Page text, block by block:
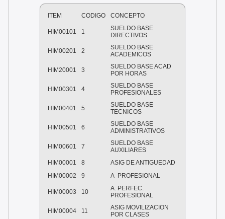
ITEM CODIGO CONCEPTO
HIM00101 1
SUELDO BASE
DIRECTIVOS
HIM00201 2
SUELDO BASE
ACADEMICOS
HIM20001 3
SUELDO BASE ACAD
POR HORAS
HIM00301 4
SUELDO BASE
PROFESIONALES
HIM00401 5
SUELDO BASE
TECNICOS
HIM00501 6
SUELDO BASE
ADMINISTRATIVOS
HIM00601 7
SUELDO BASE
AUXILIARES
HIM00001
8
ASIG DE ANTIGUEDAD
HIM00002
9 A PROFESIONAL
HIM00003 10
A. PERFEC.
PROFESIONAL
HIM00004 11
ASIG MOVILIZACION
POR CLASES